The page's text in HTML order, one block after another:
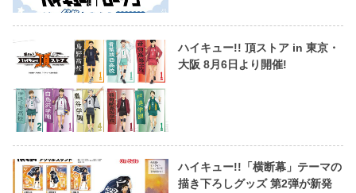
ハイキュー!! 頂ストア in 東京・
大阪 8月6日より開催!
ハイキュー!!「横断幕」テーマの
描き下ろしグッズ 第2弾が新発